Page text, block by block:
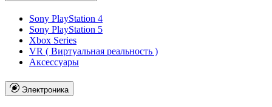
Sony PlayStation 4
Sony PlayStation 5
Xbox Series
VR ( Виртуальная реальность )
Аксессуары
Электроника